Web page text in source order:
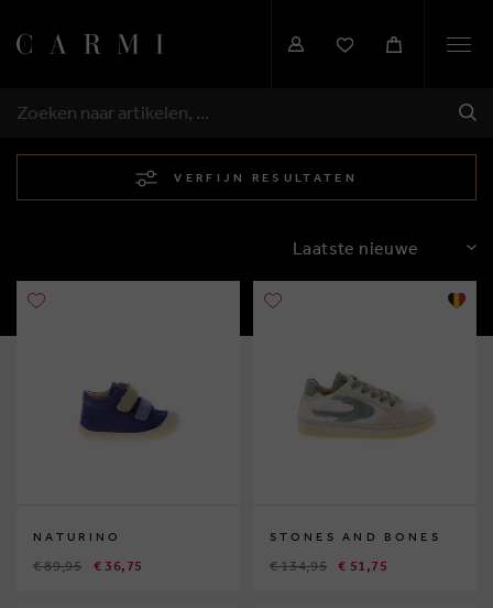
ZOEKEN
VERFIJN RESULTATEN
SORTEREN
NATURINO
€ 89,95 € 36,75
STONES AND BONES
€ 134,95 € 51,75